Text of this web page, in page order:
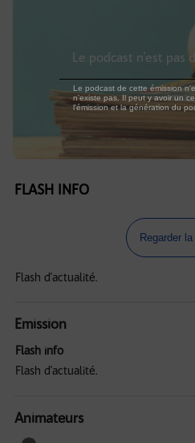
FLASH INFO
Regarder
Flash d'actualité.
Emission
Flash info
Flash d'actualité.
Animateurs
Le podcast n'est pas
Le podcast de cette émission
n'existe pas. Il peut y avoir un
l'émission et la génération du